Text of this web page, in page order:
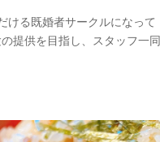
ける既婚者サークルになって
提供を目指し、スタッフ一同